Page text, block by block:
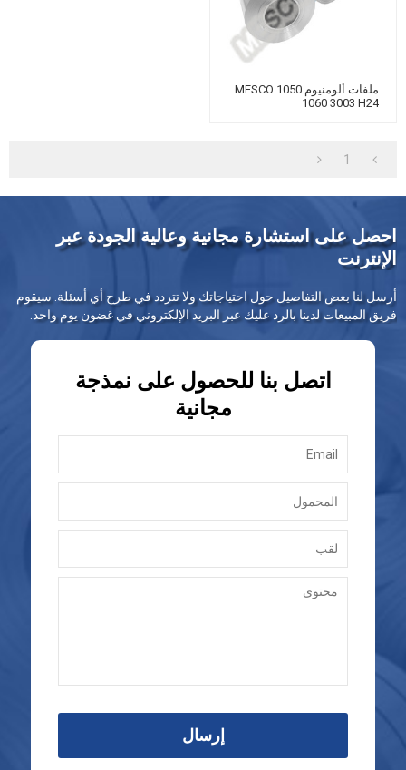
ملفات ألومنيوم MESCO 1050
1060 3003 H24
1
احصل على استشارة مجانية وعالية الجودة عبر
الإنترنت
أرسل لنا بعض التفاصيل حول احتياجاتك ولا تتردد في طرح أي أسئلة. سيقوم
فريق المبيعات لدينا بالرد عليك عبر البريد الإلكتروني في غضون يوم واحد.
اتصل بنا للحصول على نمذجة
مجانية
إرسال